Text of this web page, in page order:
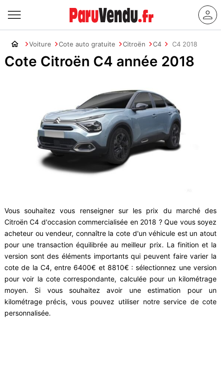
Voiture Cote auto gratuite Citroën C4 C4 2018
Cote Citroën C4 année 2018
Vous souhaitez vous renseigner sur les prix du marché des
Citroën C4 d'occasion commercialisée en 2018 ? Que vous soyez
acheteur ou vendeur, connaître la cote d'un véhicule est un atout
pour une transaction équilibrée au meilleur prix. La finition et la
version sont des éléments importants qui peuvent faire varier la
cote de la C4, entre 6400€ et 8810€ : sélectionnez une version
pour voir la cote correspondante, calculée pour un kilométrage
moyen. Si vous souhaitez avoir une estimation pour un
kilométrage précis, vous pouvez utiliser notre service de cote
personnalisée.